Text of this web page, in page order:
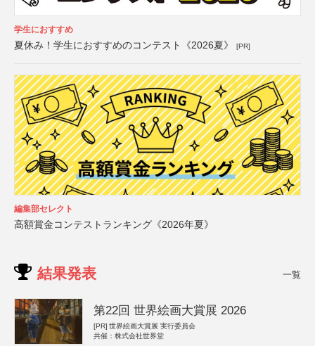
学生におすすめ
夏休み！学生におすすめのコンテスト《2026夏》 [PR]
編集部セレクト
高額賞金コンテストランキング《2026年夏》
結果発表 一覧
第22回 世界絵画大賞展 2026
[PR] 世界絵画大賞展 実行委員会
共催：株式会社世界堂